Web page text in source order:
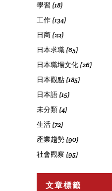
學習 (18)
工作 (134)
日商 (22)
日本求職 (65)
日本職場文化 (26)
日本觀點 (185)
日本語 (15)
未分類 (4)
生活 (72)
產業趨勢 (90)
社會觀察 (95)
文章標籤